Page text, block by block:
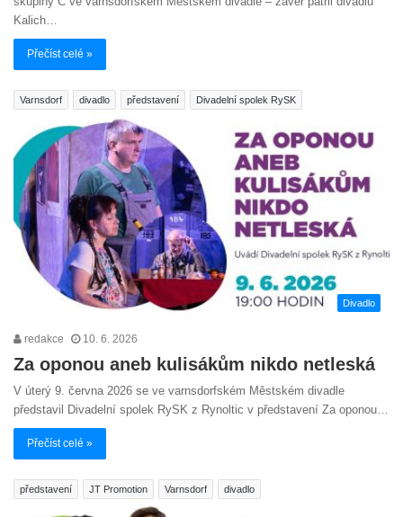
Kalich…
Přečíst celé »
Varnsdorf divadlo představení Divadelní spolek RySK
Divadlo
redakce 10. 6. 2026
Za oponou aneb kulisákům nikdo netleská
V úterý 9. června 2026 se ve varnsdorfském Městském divadle
představil Divadelní spolek RySK z Rynoltic v představení Za oponou…
Přečíst celé »
představení JT Promotion Varnsdorf divadlo